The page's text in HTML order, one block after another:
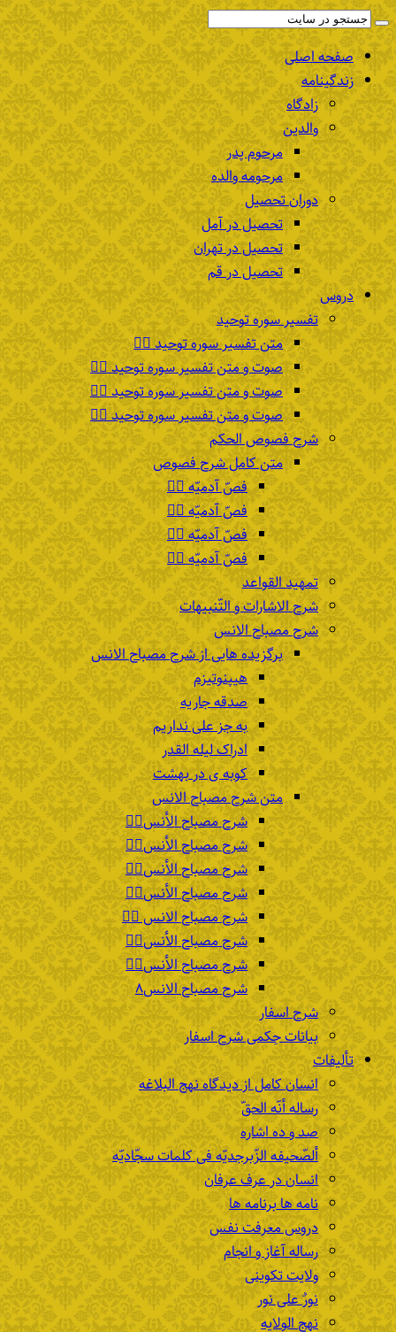
صفحه اصلی
زندگینامه
زادگاه
والدین
مرحوم پدر
مرحومه والده
دوران تحصیل
تحصیل در آمل
تحصیل در تهران
تحصیل در قم
دروس
تفسیر سوره توحید
متن تفسیر سوره توحید ۱️⃣
صوت و متن تفسیر سوره توحید ۲️⃣
صوت و متن تفسیر سوره توحید ۳️⃣
صوت و متن تفسیر سوره توحید ۴️⃣
شرح فصوص الحکم
متن کامل شرح فصوص
فصّ آدمیّه ۱️⃣
فصّ آدمیّه ۲️⃣
فصّ آدمیّه ۳️⃣
فصّ آدمیّه ۴️⃣
تمهید القواعد
شرح الاشارات و التّنبیهات
شرح مصباح الانس
برگزیده هایی از شرح مصباح الانس
هیپنوتیزم
صدقه جاریه
به جز علی نداریم
ادراک لیله القدر
کوبه ی در بهشت
متن شرح مصباح الانس
شرح مصباح الأنس۱️⃣
شرح مصباح الأنس۲️⃣
شرح مصباح الأنس۳️⃣
شرح مصباح الأنس۴️⃣
شرح مصباح الانس ۵️⃣
شرح مصباح الأنس۶️⃣
شرح مصباح الأنس۷️⃣
شرح مصباح الانس۸
شرح اسفار
بیانات حِکمی شرح اسفار
تألیفات
انسان کامل از دیدگاه نهج البلاغه
رساله أنّه الحقّ
صد و ده اشاره
ألصّحیفه الزّبرجدیّه فی کلمات سجّادیّه
انسان در عرف عرفان
نامه ها برنامه ها
دروس معرفت نفس
رساله آغاز و انجام
ولایت تکوینی
نورٌ علی نور
نهج الولایه